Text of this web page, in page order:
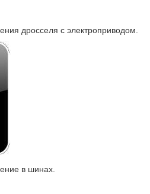
дросселя с электроприводом.
в шинах.